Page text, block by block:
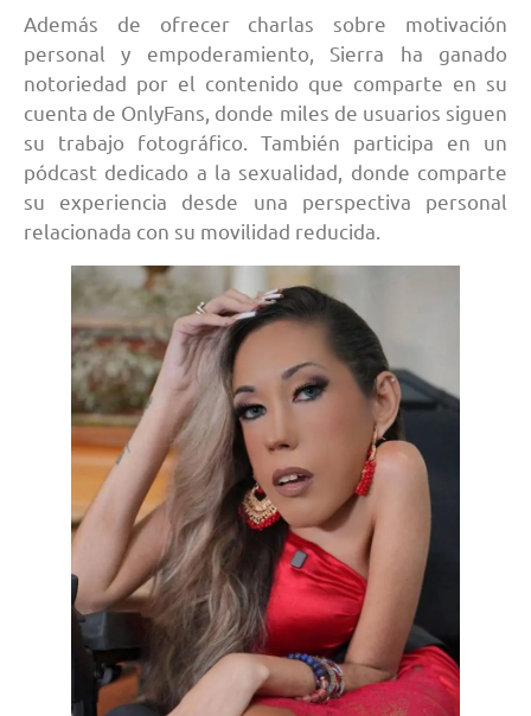
Además de ofrecer charlas sobre motivación
personal y empoderamiento, Sierra ha ganado
notoriedad por el contenido que comparte en su
cuenta de OnlyFans, donde miles de usuarios siguen
su trabajo fotográfico. También participa en un
pódcast dedicado a la sexualidad, donde comparte
su experiencia desde una perspectiva personal
relacionada con su movilidad reducida.